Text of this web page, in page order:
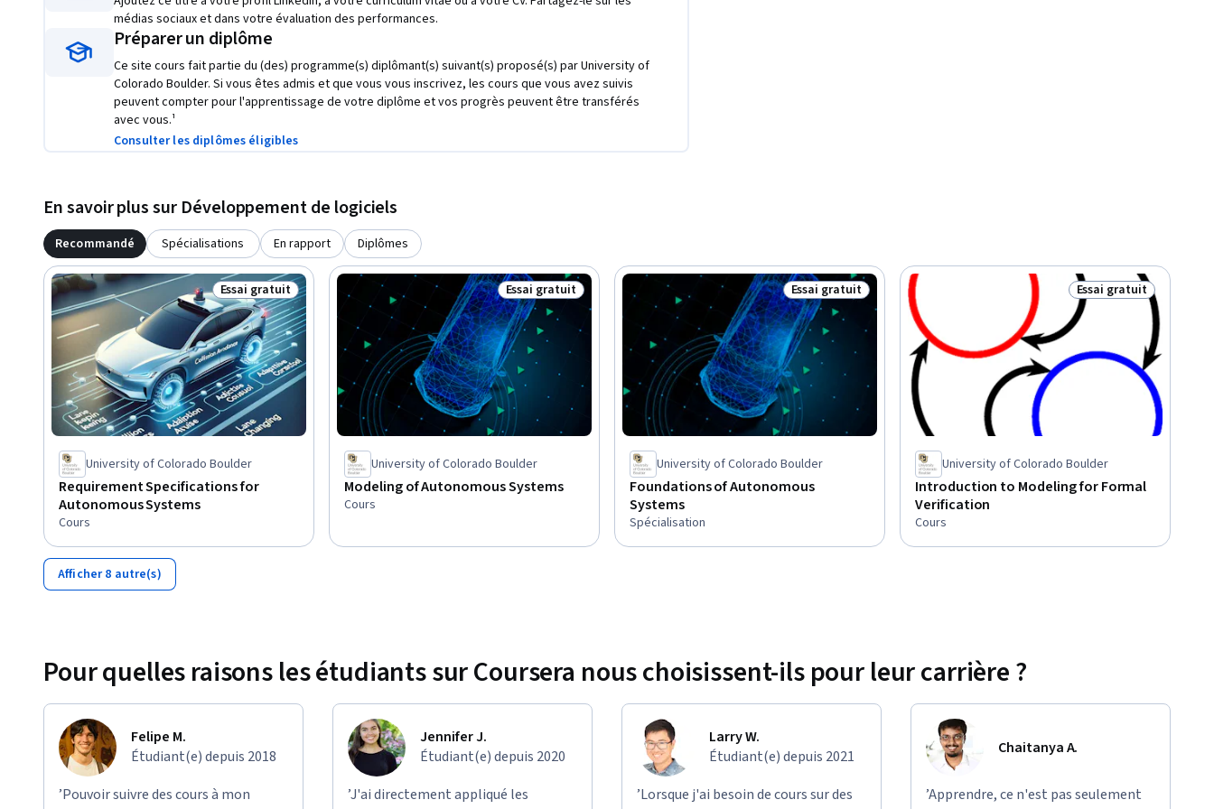
médias sociaux et dans votre évaluation des performances.
Préparer un diplôme
Ce site cours fait partie du (des) programme(s) diplômant(s) suivant(s) proposé(s) par University of
Colorado Boulder. Si vous êtes admis et que vous vous inscrivez, les cours que vous avez suivis
peuvent compter pour l'apprentissage de votre diplôme et vos progrès peuvent être transférés
avec vous.¹
Consulter les diplômes éligibles
En savoir plus sur Développement de logiciels
Recommandé Spécialisations En rapport Diplômes
Statut : Essai gratuit
Essai gratuit
University of Colorado Boulder
Requirement Specifications for
Autonomous Systems
Cours
Statut : Essai gratuit
Essai gratuit
University of Colorado Boulder
Modeling of Autonomous Systems
Cours
Statut : Essai gratuit
Essai gratuit
University of Colorado Boulder
Foundations of Autonomous
Systems
Spécialisation
Statut : Essai gratuit
Essai gratuit
University of Colorado Boulder
Introduction to Modeling for Formal
Verification
Cours
Afficher 8 autre(s)
Pour quelles raisons les étudiants sur Coursera nous choisissent-ils pour leur carrière ?
Felipe M.
Étudiant(e) depuis 2018
’Pouvoir suivre des cours à mon
Jennifer J.
Étudiant(e) depuis 2020
’J'ai directement appliqué les
Larry W.
Étudiant(e) depuis 2021
’Lorsque j'ai besoin de cours sur des
Chaitanya A.
’Apprendre, ce n'est pas seulement